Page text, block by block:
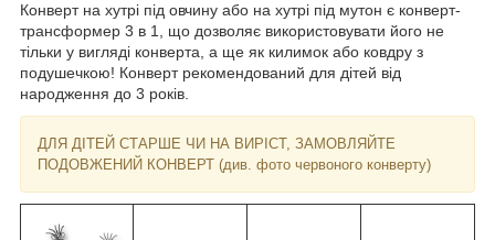
Конверт на хутрі під овчину або на хутрі під мутон є конверт-
трансформер 3 в 1, що дозволяє використовувати його не
тільки у вигляді конверта, а ще як килимок або ковдру з
подушечкою! Конверт рекомендований для дітей від
народження до 3 років.
ДЛЯ ДІТЕЙ СТАРШЕ ЧИ НА ВИРІСТ, ЗАМОВЛЯЙТЕ
ПОДОВЖЕНИЙ КОНВЕРТ (див. фото червоного конверту)